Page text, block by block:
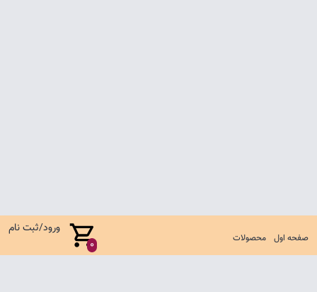
صفحه اول محصولات 0
ورود/ثبت نام